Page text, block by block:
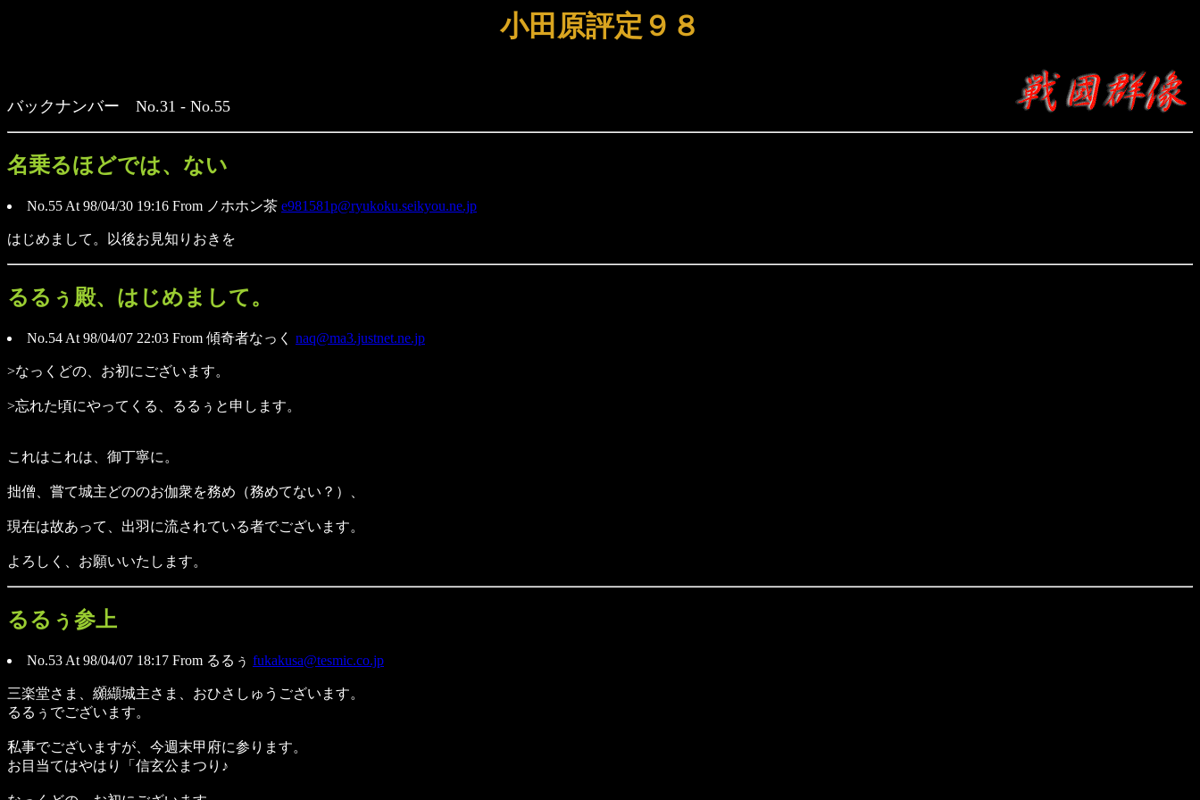
小田原評定９８
バックナンバー No.31 - No.55
名乗るほどでは、ない
No.55 At 98/04/30 19:16 From ノホホン茶 e981581p@ryukoku.seikyou.ne.jp
はじめまして。以後お見知りおきを
るるぅ殿、はじめまして。
No.54 At 98/04/07 22:03 From 傾奇者なっく naq@ma3.justnet.ne.jp
>なっくどの、お初にございます。
>忘れた頃にやってくる、るるぅと申します。
これはこれは、御丁寧に。
拙僧、嘗て城主どののお伽衆を務め（務めてない？）、
現在は故あって、出羽に流されている者でございます。
よろしく、お願いいたします。
るるぅ参上
No.53 At 98/04/07 18:17 From るるぅ fukakusa@tesmic.co.jp
三楽堂さま、纐纈城主さま、おひさしゅうございます。
るるぅでございます。
私事でございますが、今週末甲府に参ります。
お目当てはやはり「信玄公まつり♪